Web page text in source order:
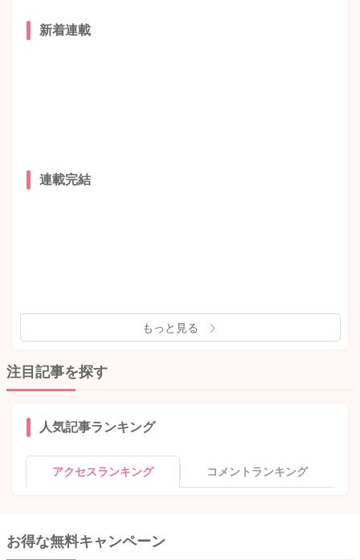
新着連載
連載完結
もっと見る
注目記事を探す
人気記事ランキング
アクセスランキング コメントランキング
お得な無料キャンペーン